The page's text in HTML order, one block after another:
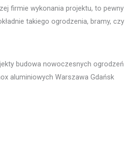
firmie wykonania projektu, to pewny
takiego ogrodzenia, bramy, czy